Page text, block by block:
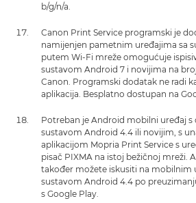
b/g/n/a.
Canon Print Service programski je
namijenjen pametnim uređajima sa
putem Wi-Fi mreže omogućuje
sustavom Android 7 i novijima na
Canon. Programski dodatak ne radi
aplikacija. Besplatno dostupan na
Potreban je Android mobilni uređaj s
sustavom Android 4.4 ili novijim, s
aplikacijom Mopria Print Service s
pisač PIXMA na istoj bežičnoj mreži.
također možete iskusiti na mobilnim
sustavom Android 4.4 po
s Google Play.